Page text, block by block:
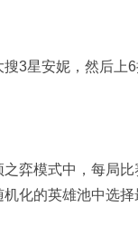
3星安妮，然后上
弈模式中，每局
化的英雄池中选